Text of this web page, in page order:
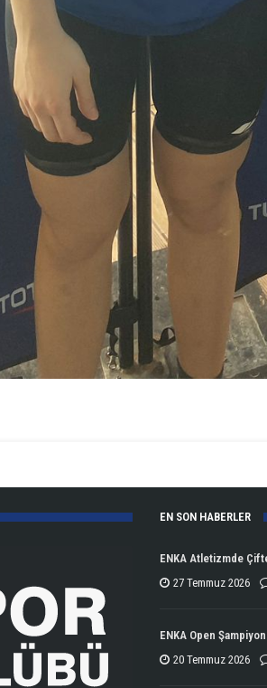
EN SON HABERLER
ENKA Atletizmde
27 Temmuz 2026
ENKA Open
20 Temmuz 2026